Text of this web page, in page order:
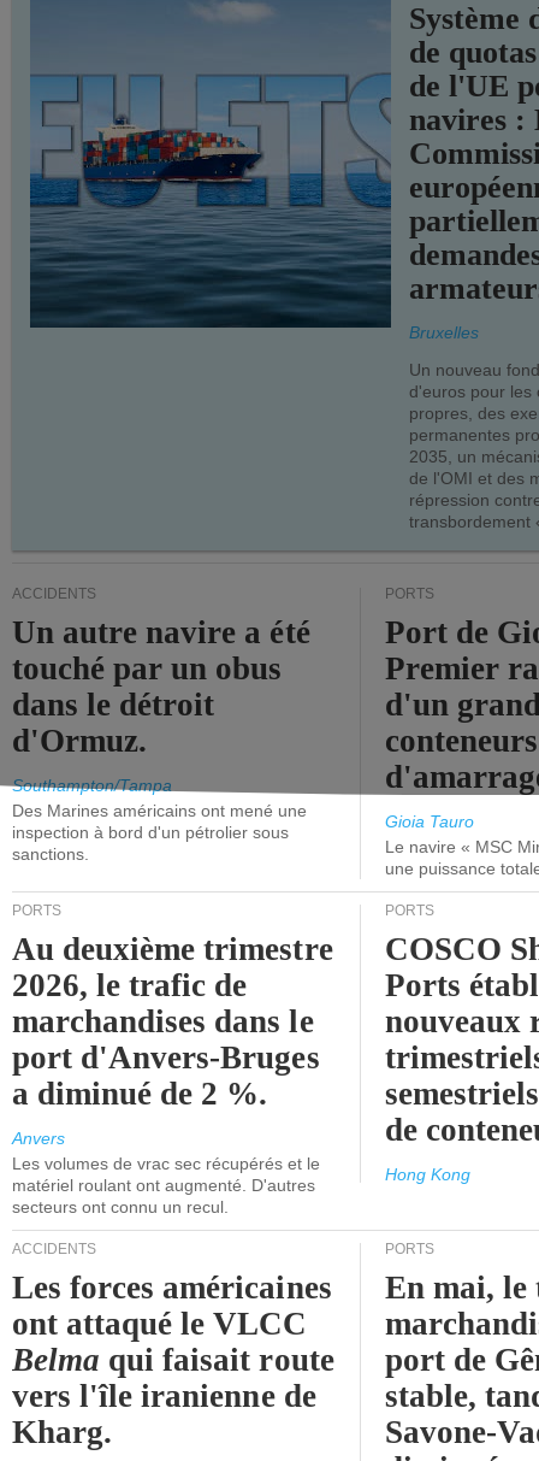
Système
de
de l'UE
navires :
Bruxelles
Un nouveau
d'euros pour les
propres, des
permanentes
2035, un
de l'OMI et des
répression
transbordement
ACCIDENTS
Un autre navire a été
touché par un obus
dans le détroit
d'Ormuz.
Southampton/Tampa
Des Marines américains ont mené une
inspection à bord d'un pétrolier sous
sanctions.
PORTS
Port de
Premier
d'un
Gioia Tauro
Le navire « MSC
une puissance
PORTS
Au deuxième trimestre
2026, le trafic de
marchandises dans le
port d'Anvers-Bruges
a diminué de 2 %.
Anvers
Les volumes de vrac sec récupérés et le
matériel roulant ont augmenté. D'autres
secteurs ont connu un recul.
PORTS
COSCO
Ports
nouveaux
de
Hong Kong
ACCIDENTS
Les forces américaines
ont attaqué le VLCC
Belma qui faisait route
vers l'île iranienne de
Kharg.
PORTS
En mai, le
port de
stable,
Savone-